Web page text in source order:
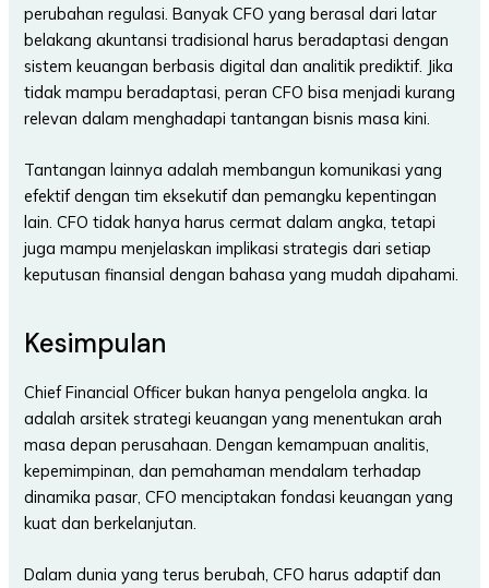
perubahan regulasi. Banyak CFO yang berasal dari latar
belakang akuntansi tradisional harus beradaptasi dengan
sistem keuangan berbasis digital dan analitik prediktif. Jika
tidak mampu beradaptasi, peran CFO bisa menjadi kurang
relevan dalam menghadapi tantangan bisnis masa kini.
Tantangan lainnya adalah membangun komunikasi yang
efektif dengan tim eksekutif dan pemangku kepentingan
lain. CFO tidak hanya harus cermat dalam angka, tetapi
juga mampu menjelaskan implikasi strategis dari setiap
keputusan finansial dengan bahasa yang mudah dipahami.
Kesimpulan
Chief Financial Officer bukan hanya pengelola angka. Ia
adalah arsitek strategi keuangan yang menentukan arah
masa depan perusahaan. Dengan kemampuan analitis,
kepemimpinan, dan pemahaman mendalam terhadap
dinamika pasar, CFO menciptakan fondasi keuangan yang
kuat dan berkelanjutan.
Dalam dunia yang terus berubah, CFO harus adaptif dan